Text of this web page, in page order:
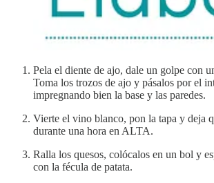
Pela el diente de ajo, dale un golpe con
Toma los trozos de ajo y pásalos por el
impregnando bien la base y las paredes.
Vierte el vino blanco, pon la tapa y deja
durante una hora en ALTA.
Ralla los quesos, colócalos en un bol y
con la fécula de patata.